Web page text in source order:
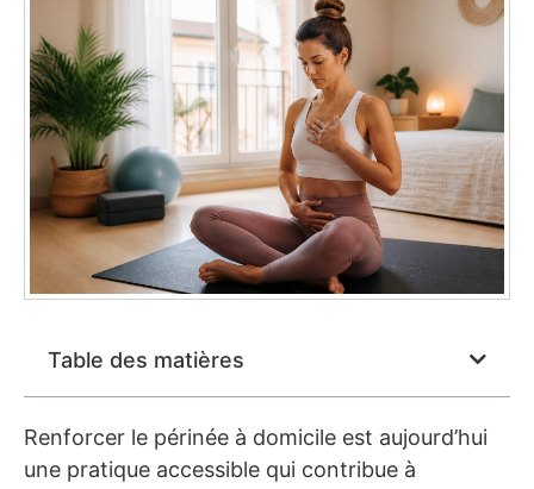
Table des matières
Renforcer le périnée à domicile est aujourd’hui
une pratique accessible qui contribue à